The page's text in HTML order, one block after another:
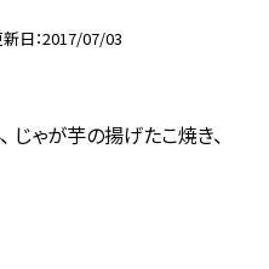
日 2017/07/03
じゃが芋の揚げたこ焼き、